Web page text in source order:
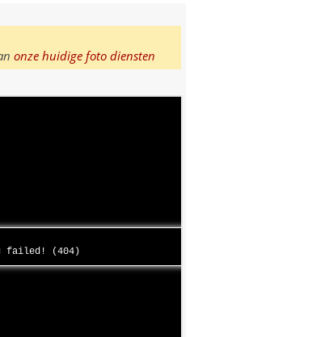
onze huidige foto diensten
failed! (404)